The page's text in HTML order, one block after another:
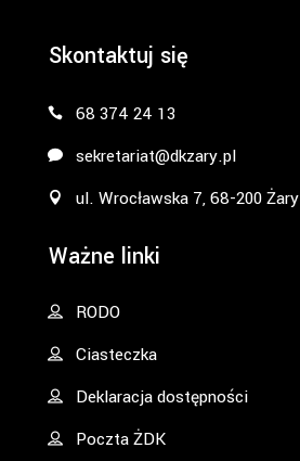
Skontaktuj się
68 374 24 13
sekretariat@dkzary.pl
ul. Wrocławska 7, 68-200 Żary
Ważne linki
RODO
Ciasteczka
Deklaracja dostępności
Poczta ŻDK